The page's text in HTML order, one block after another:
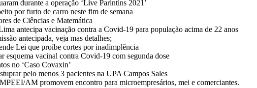
durante a operação ‘Live Parintins 2021’
por furto de carro neste fim de semana
de Ciências e Matemática
antecipa vacinação contra a Covid-19 para população acima de 22 anos
antecipada, veja mas detalhes;
Lei que proíbe cortes por inadimplência
vacinal contra Covid-19 com segunda dose
no ‘Caso Covaxin’
pelo menos 3 pacientes na UPA Campos Sales
AM promovem encontro para microempresários, mei e comerciantes.